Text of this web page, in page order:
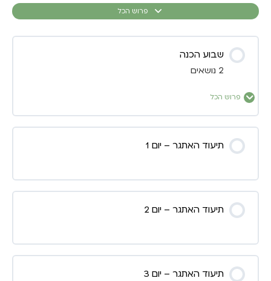
פרוש הכל
שבוע הכנה
2 נושאים
פרוש הכל
0% הושלמו 0/2 שלבים
בסיס לתהליך
מתכוננים תכל’ס עם מזל
תיעוד האתגר – יום 1
תיעוד האתגר – יום 2
תיעוד האתגר – יום 3